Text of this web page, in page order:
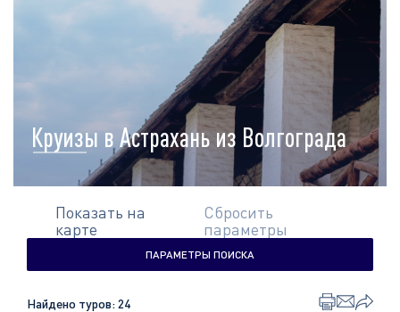
Круизы в Астрахань из Волгограда
Показать на
карте
Сбросить
параметры
ПАРАМЕТРЫ ПОИСКА
Найдено туров:24